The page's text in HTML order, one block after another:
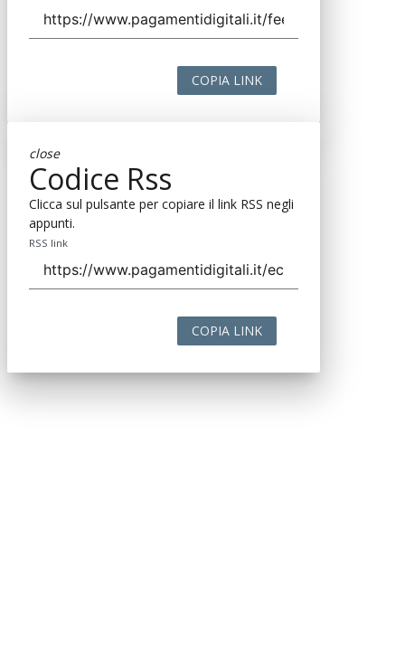
COPIA LINK
close
Codice Rss
Clicca sul pulsante per copiare il link RSS negli
appunti.
RSS link
COPIA LINK